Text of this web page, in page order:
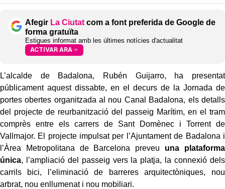
Afegir La Ciutat com a font preferida de Google de
forma gratuïta
Estigues informat amb les últimes notícies d'actualitat
ACTIVAR ARA
L’alcalde de Badalona, Rubén Guijarro, ha presentat
públicament aquest dissabte, en el decurs de la Jornada de
portes obertes organitzada al nou Canal Badalona, els detalls
del projecte de reurbanització del passeig Marítim, en el tram
comprès entre els carrers de Sant Domènec i Torrent de
Vallmajor. El projecte impulsat per l’Ajuntament de Badalona i
l’Àrea Metropolitana de Barcelona preveu una plataforma
única, l’ampliació del passeig vers la platja, la connexió dels
carrils bici, l’eliminació de barreres arquitectòniques, nou
arbrat, nou enllumenat i nou mobiliari.